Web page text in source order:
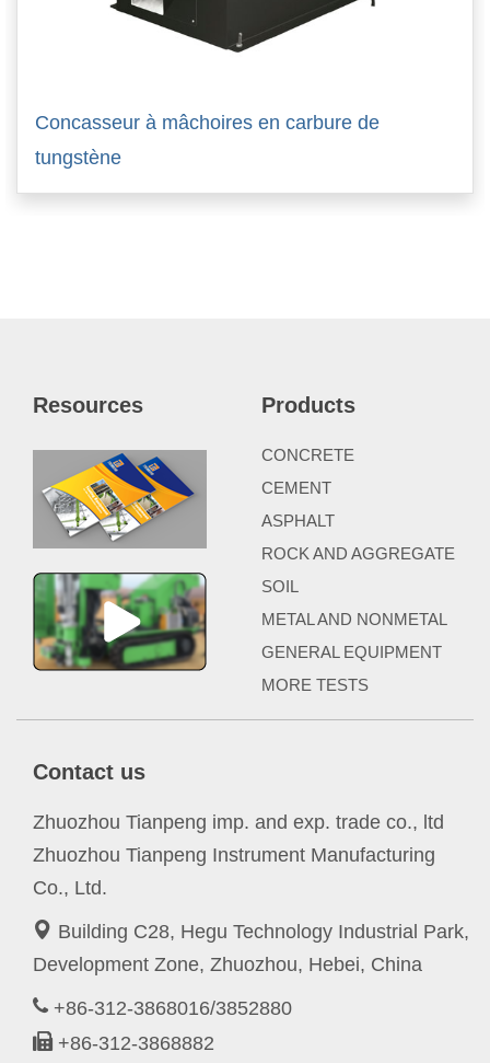
Concasseur à mâchoires en carbure de
tungstène
Resources Products
CONCRETE
CEMENT
ASPHALT
ROCK AND AGGREGATE
SOIL
METAL AND NONMETAL
GENERAL EQUIPMENT
MORE TESTS
Contact us
Zhuozhou Tianpeng imp. and exp. trade co., ltd
Zhuozhou Tianpeng Instrument Manufacturing
Co., Ltd.
Building C28, Hegu Technology Industrial Park,
Development Zone, Zhuozhou, Hebei, China
+86-312-3868016/3852880
+86-312-3868882